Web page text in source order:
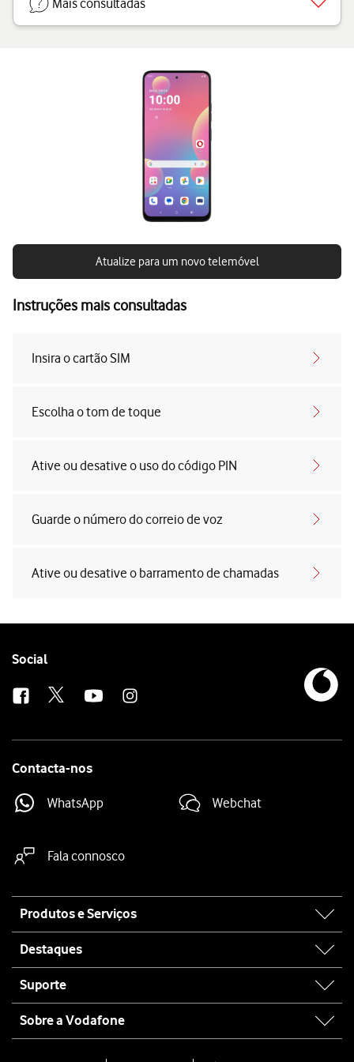
Mais consultadas
Atualize para um novo telemóvel
Instruções mais consultadas
Insira o cartão SIM
Escolha o tom de toque
Ative ou desative o uso do código PIN
Guarde o número do correio de voz
Ative ou desative o barramento de chamadas
Follow
Social
Contacta-nos
WhatsApp Webchat
Fala connosco
map
Produtos e Serviços
Destaques
Suporte
Sobre a Vodafone